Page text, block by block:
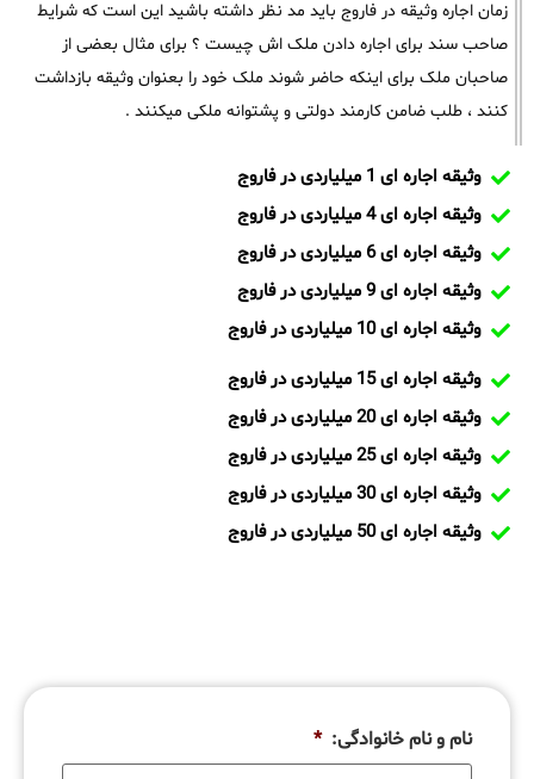
زمان اجاره وثیقه در فاروج باید مد نظر داشته باشید این است که شرایط
صاحب سند برای اجاره دادن ملک اش چیست ؟ برای مثال بعضی از
صاحبان ملک برای اینکه حاضر شوند ملک خود را بعنوان وثیقه بازداشت
کنند ، طلب ضامن کارمند دولتی و پشتوانه ملکی میکنند .
وثیقه اجاره ای 1 میلیاردی در فاروج
وثیقه اجاره ای 4 میلیاردی در فاروج
وثیقه اجاره ای 6 میلیاردی در فاروج
وثیقه اجاره ای 9 میلیاردی در فاروج
وثیقه اجاره ای 10 میلیاردی در فاروج
وثیقه اجاره ای 15 میلیاردی در فاروج
وثیقه اجاره ای 20 میلیاردی در فاروج
وثیقه اجاره ای 25 میلیاردی در فاروج
وثیقه اجاره ای 30 میلیاردی در فاروج
وثیقه اجاره ای 50 میلیاردی در فاروج
نام و نام خانوادگی: *